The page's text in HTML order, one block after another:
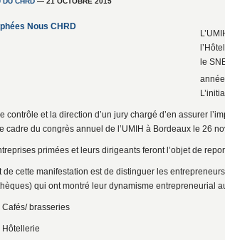
le
contrôle et la direction d’un jury chargé d’en assurer
cadre du congrès annuel de l’UMIH à Bordeaux le 26
primées et leurs dirigeants feront l’objet de
de cette manifestation est de distinguer les
qui ont montré leur dynamisme entrepreneurial
brasseries